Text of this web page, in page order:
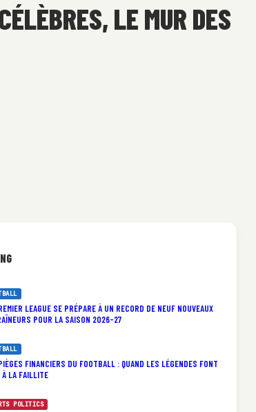
LE MUR DES
LEAGUE SE PRÉPARE À UN RECORD DE NEUF NOUVEAUX
POUR LA SAISON 2026-27
FINANCIERS DU FOOTBALL : QUAND LES LÉGENDES FONT
À LA FAILLITE
POLITICS